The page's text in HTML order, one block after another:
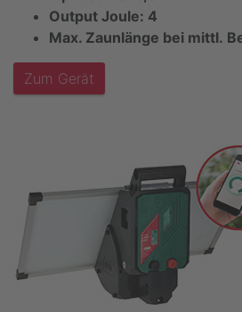
Output Joule: 4
Max. Zaunlänge bei mittl.
Zum Gerät